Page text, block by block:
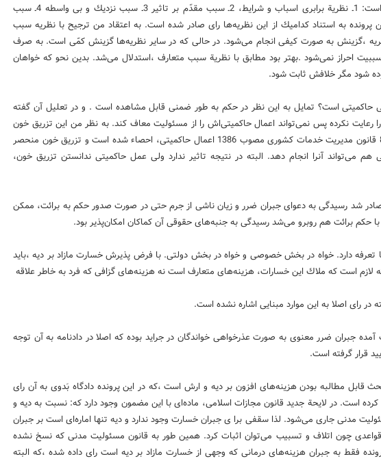
برای اثبات رابطة سببیّت بیان شده است: 1ـ نظریة برابری اسباب و شرایط، 2ـ سبب مقدّم بر تاثیر 3ـ سبب نزدیك و بی واسطه 4ـ سبب
به استناد كدامیك از این نظریه‌ها رای صادر شده است. به اعتقاد من ترجیح با نظریه سبب
،گزینش به صورت كیفی انجام می‌شود. در حالی كه در سایر نظریه‌ها گزینش كمّی است. به صرف
سببیت احراز نمی‌شود .بهتر بود مطابق با نظریة سبب متعارف ،استدلال می‌شد. بدین نحو كه خواهان
شود مگر خلافش ثابت شود.
حاكمیتی است؟ تمایل به این نظر در حكم به طور ضمنی قابل مشاهده است . و در تعلیل آن گفته
رعایت نكرده پس نمی‌تواند اعمال حاكمیتی‌اش را از مسئولیت معاف كند. به نظر من این تزریق خون
اصلا عمل حاكمیتی نیست. در ماده 8 قانون مدیریت خدمات كشوری مصوب 1386 اعمال حاكمیتی، احصاء شده است و تزریق خون منحصر
آنرا انجام دهد. البته در نتیجه تاثیر ندارد ولی عمل حاكمیتی ندانستن تزریق خون،
رای وحدت رویّه كه در سال 79 صادر شد رسیدگی به دعوای جبران ضرر و زیان ناشی از جرم حتی در صورت صدور حكم به برائت، ممكن
با حكم برائت هم روبرو می‌شد رسیدگی به جنبه‌های حقوقی آن كماكان امكان‌پذیر بود.
تعرفه دارد. خواه در بخش خصوصی و خواه در بخش دولتی. با فرض پذیرش خسارت مازاد بر دیه ،باید
لازم است كه ملاك این خسارات، هزینه‌های متعارف است نه هزینه‌های گزافی كه فرد به خاطر علاقه
در رای اصلا به این موارد مبنایی اشاره نشده است.
جبران ضرر معنوی به صورت عذرخواهی خواندگان در جراید بوده كه اصلا در دادنامه به آن توجه
قرار گرفته است.
قابل مطالبه بودن هزینه‌های افزون بر دیه و ارش است ،كه در این پرونده دادگاه بَدوی به آن رای
كرده است. در لایحة جدید قانون مجازات اسلامی، ماده‌ای با این مضمون وجود دارد كه: نسبت به دیه و
مدنی جاری می‌شود. لذا سقفی برا ی جبران خسارت وجود ندارد و دیه تنها اماره‌ای است بر جبران
قواعدی چون اتلاف و تسبیب می‌توان اثبات كرد. همین طور به قانون مسئولیت مدنی كه نسخ نشده
فقط به جبران هزینه‌های درمانی كه وجهی از خسارت مازاد بر دیه است رای داده شده ،كه البته